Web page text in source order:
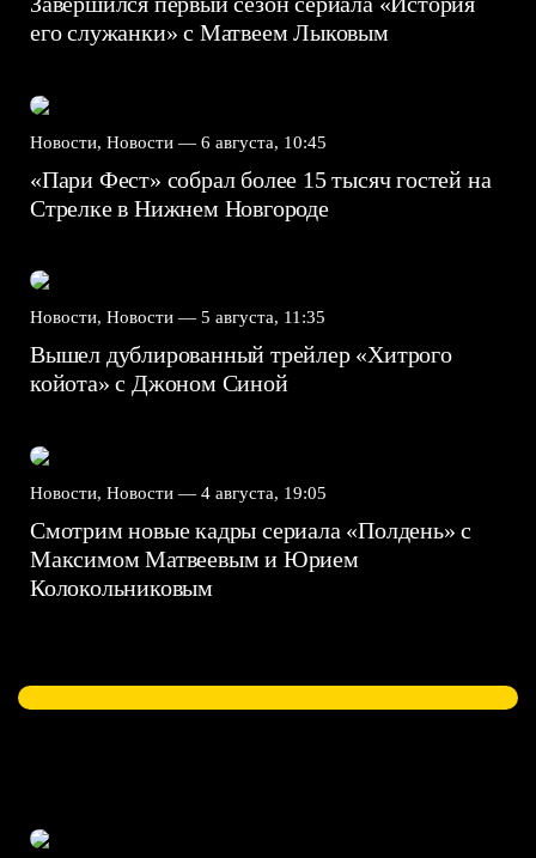
его служанки» с Матвеем Лыковым
Новости, Новости — 6 августа, 10:45
«Пари Фест» собрал более 15 тысяч гостей на
Стрелке в Нижнем Новгороде
Новости, Новости — 5 августа, 11:35
Вышел дублированный трейлер «Хитрого
койота» с Джоном Синой
Новости, Новости — 4 августа, 19:05
Смотрим новые кадры сериала «Полдень» с
Максимом Матвеевым и Юрием
Колокольниковым